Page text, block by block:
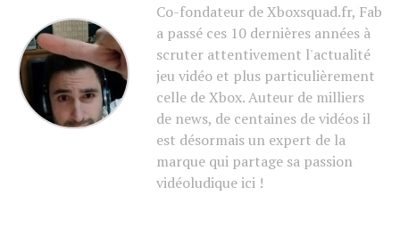
Co-fondateur de Xboxsquad.fr, Fab
a passé ces 10 dernières années à
scruter attentivement l'actualité
jeu vidéo et plus particulièrement
celle de Xbox. Auteur de milliers
de news, de centaines de vidéos il
est désormais un expert de la
marque qui partage sa passion
vidéoludique ici !